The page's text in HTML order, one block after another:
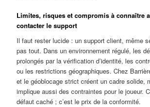
Limites, risques et compromis à connaître
contacter le support
Il faut rester lucide : un support client, même
pas tout. Dans un environnement régulé, les
prolongés par la vérification d’identité, les
ou les restrictions géographiques. Chez
et le géoblocage strict créent un cadre solide,
implique aussi des contraintes pour le joueur.
défaut caché ; c’est le prix de la conformité.